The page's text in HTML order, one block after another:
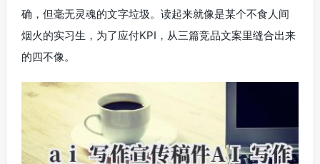
确，但毫无灵魂的文字垃圾。读起来就像是某个不食人间
烟火的实习生，为了应付KPI，从三篇竞品文案里缝合出来
的四不像。